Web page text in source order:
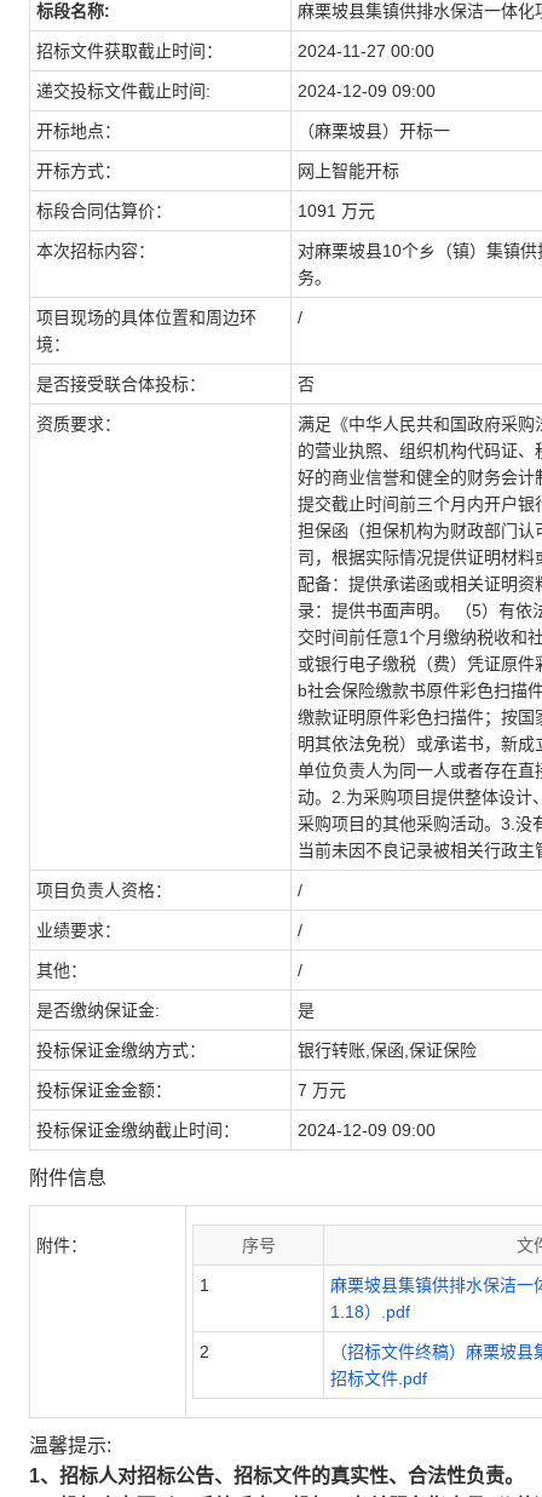
标段名称: 麻栗坡县集镇供排水保洁一体化
招标文件获取截止时间： 2024-11-27 00:00
递交投标文件截止时间: 2024-12-09 09:00
开标地点： （麻栗坡县）开标一
开标方式： 网上智能开标
标段合同估算价： 1091 万元
本次招标内容：
对麻栗坡县10个乡（镇）集镇
务。
项目现场的具体位置和周边环
境：
/
是否接受联合体投标： 否
资质要求：
满足《中华人民共和国政府采
的营业执照、组织机构代码证
好的商业信誉和健全的财务会
提交截止时间前三个月内开户
担保函（担保机构为财政部门
司，根据实际情况提供证明材
配备：提供承诺函或相关证明
录：提供书面声明。 （5）有依
交时间前任意1个月缴纳税收和
或银行电子缴税（费）凭证原
b社会保险缴款书原件彩色扫描
缴款证明原件彩色扫描件；按
明其依法免税）或承诺书，新
单位负责人为同一人或者存在
动。2.为采购项目提供整体设计
采购项目的其他采购活动。3.没
当前未因不良记录被相关行政
项目负责人资格： /
业绩要求： /
其他： /
是否缴纳保证金: 是
投标保证金缴纳方式： 银行转账,保函,保证保险
投标保证金金额： 7 万元
投标保证金缴纳截止时间： 2024-12-09 09:00
附件信息
附件： 序号 文
1
麻栗坡县集镇供排水保洁
1.18）.pdf
2
（招标文件终稿）麻栗坡
招标文件.pdf
温馨提示:
1、招标人对招标公告、招标文件的真实性、合法性负责。